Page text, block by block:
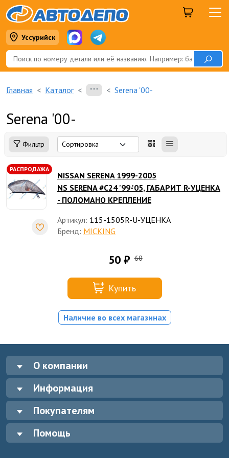
Уссурийск
Главная Каталог Serena '00-
Serena '00-
Фильтр
РАСПРОДАЖА
NISSAN SERENA 1999-2005
NS SERENA #C24 '99-'05, ГАБАРИТ R-УЦЕНКА
- ПОЛОМАНО КРЕПЛЕНИЕ
Артикул: 115-1505R-U-УЦЕНКА
Бренд: MICKING
50 ₽ 60
Купить
Наличие во всех магазинах
О компании
Информация
Покупателям
Помощь